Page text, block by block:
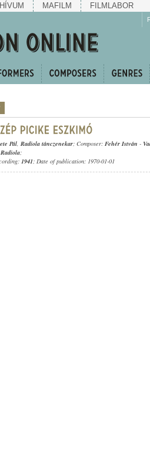
MAFILM FILMLABOR
Pál, Radiola tánczenekar; Composer: Fehér István -
Radiola;
1941; Date of publication: 1970-01-01